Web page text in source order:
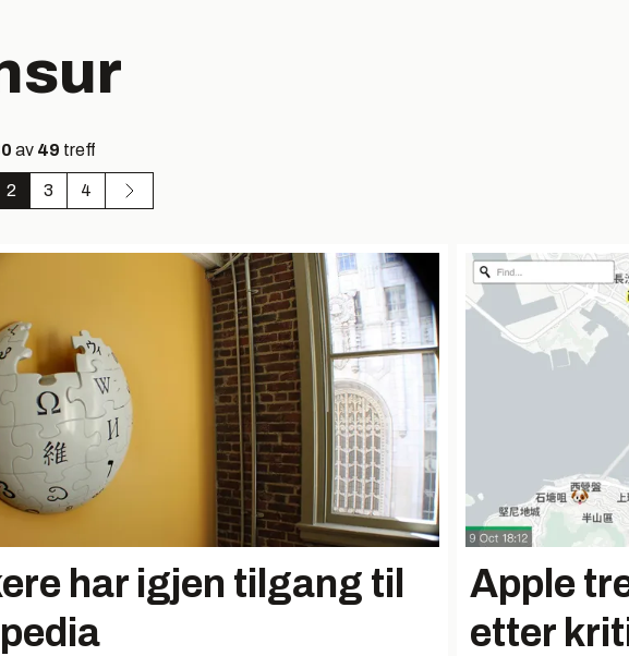
av 49 treff
2 3 4
har igjen tilgang til
Apple
etter